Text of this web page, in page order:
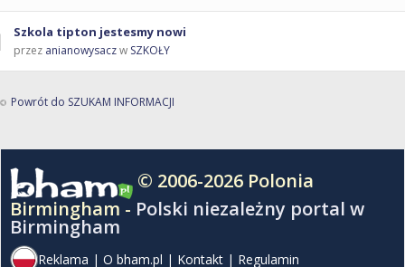
Szkola tipton jestesmy nowi
przez anianowysaczw SZKOŁY
Powrót do SZUKAM INFORMACJI
© 2006-2026 Polonia
Birmingham - Polski niezależny portal w
Birmingham
Reklama | O bham.pl | Kontakt | Regulamin